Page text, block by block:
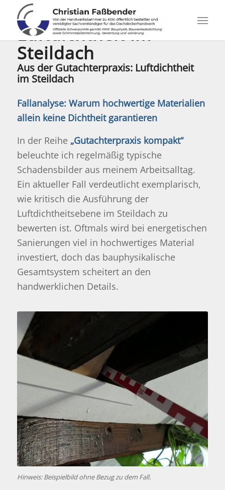
Luftdichtheit im
Steildach
Aus der Gutachterpraxis: Luftdichtheit
im Steildach
Fallanalyse: Warum hochwertige Materialien
allein keine Dichtheit garantieren
In der Reihe „Gutachterpraxis kompakt“
beleuchte ich regelmäßig typische
Schadensbilder aus meinem Arbeitsalltag.
Ein aktueller Fall verdeutlicht exemplarisch,
wie kritisch die Ausführung der
Luftdichtheitsebene im Steildach zu
bewerten ist. Oftmals wird bei energetischen
Sanierungen viel in hochwertiges Material
investiert, doch das bauphysikalische
Gesamtsystem scheitert an den
handwerklichen Details.
Hinweis: Beispielbild ohne Bezug zu dem Fall.